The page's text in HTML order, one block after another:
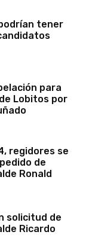
tener
para
Lobitos por
regidores se
de
Ronald
solicitud de
Ricardo